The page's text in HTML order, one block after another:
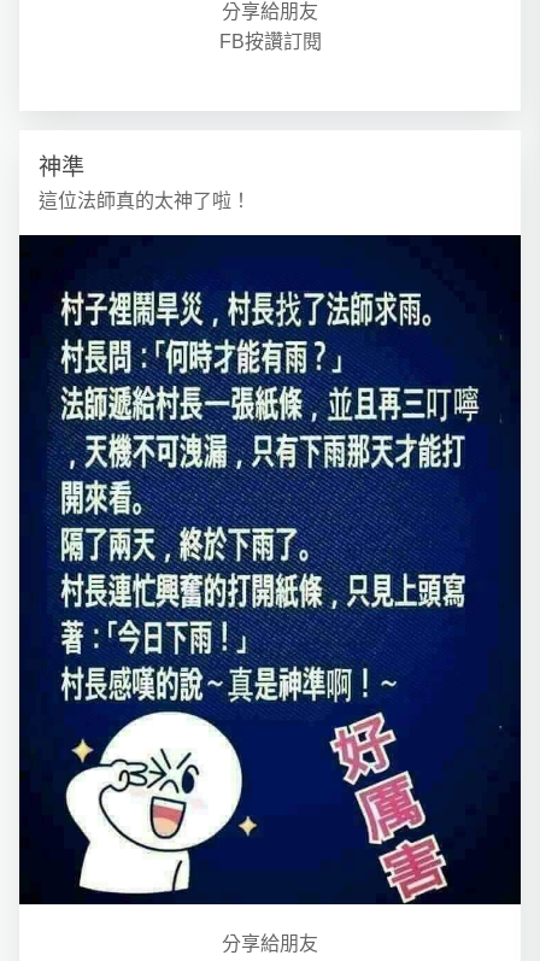
分享給朋友
FB按讚訂閱
神準
這位法師真的太神了啦！
分享給朋友